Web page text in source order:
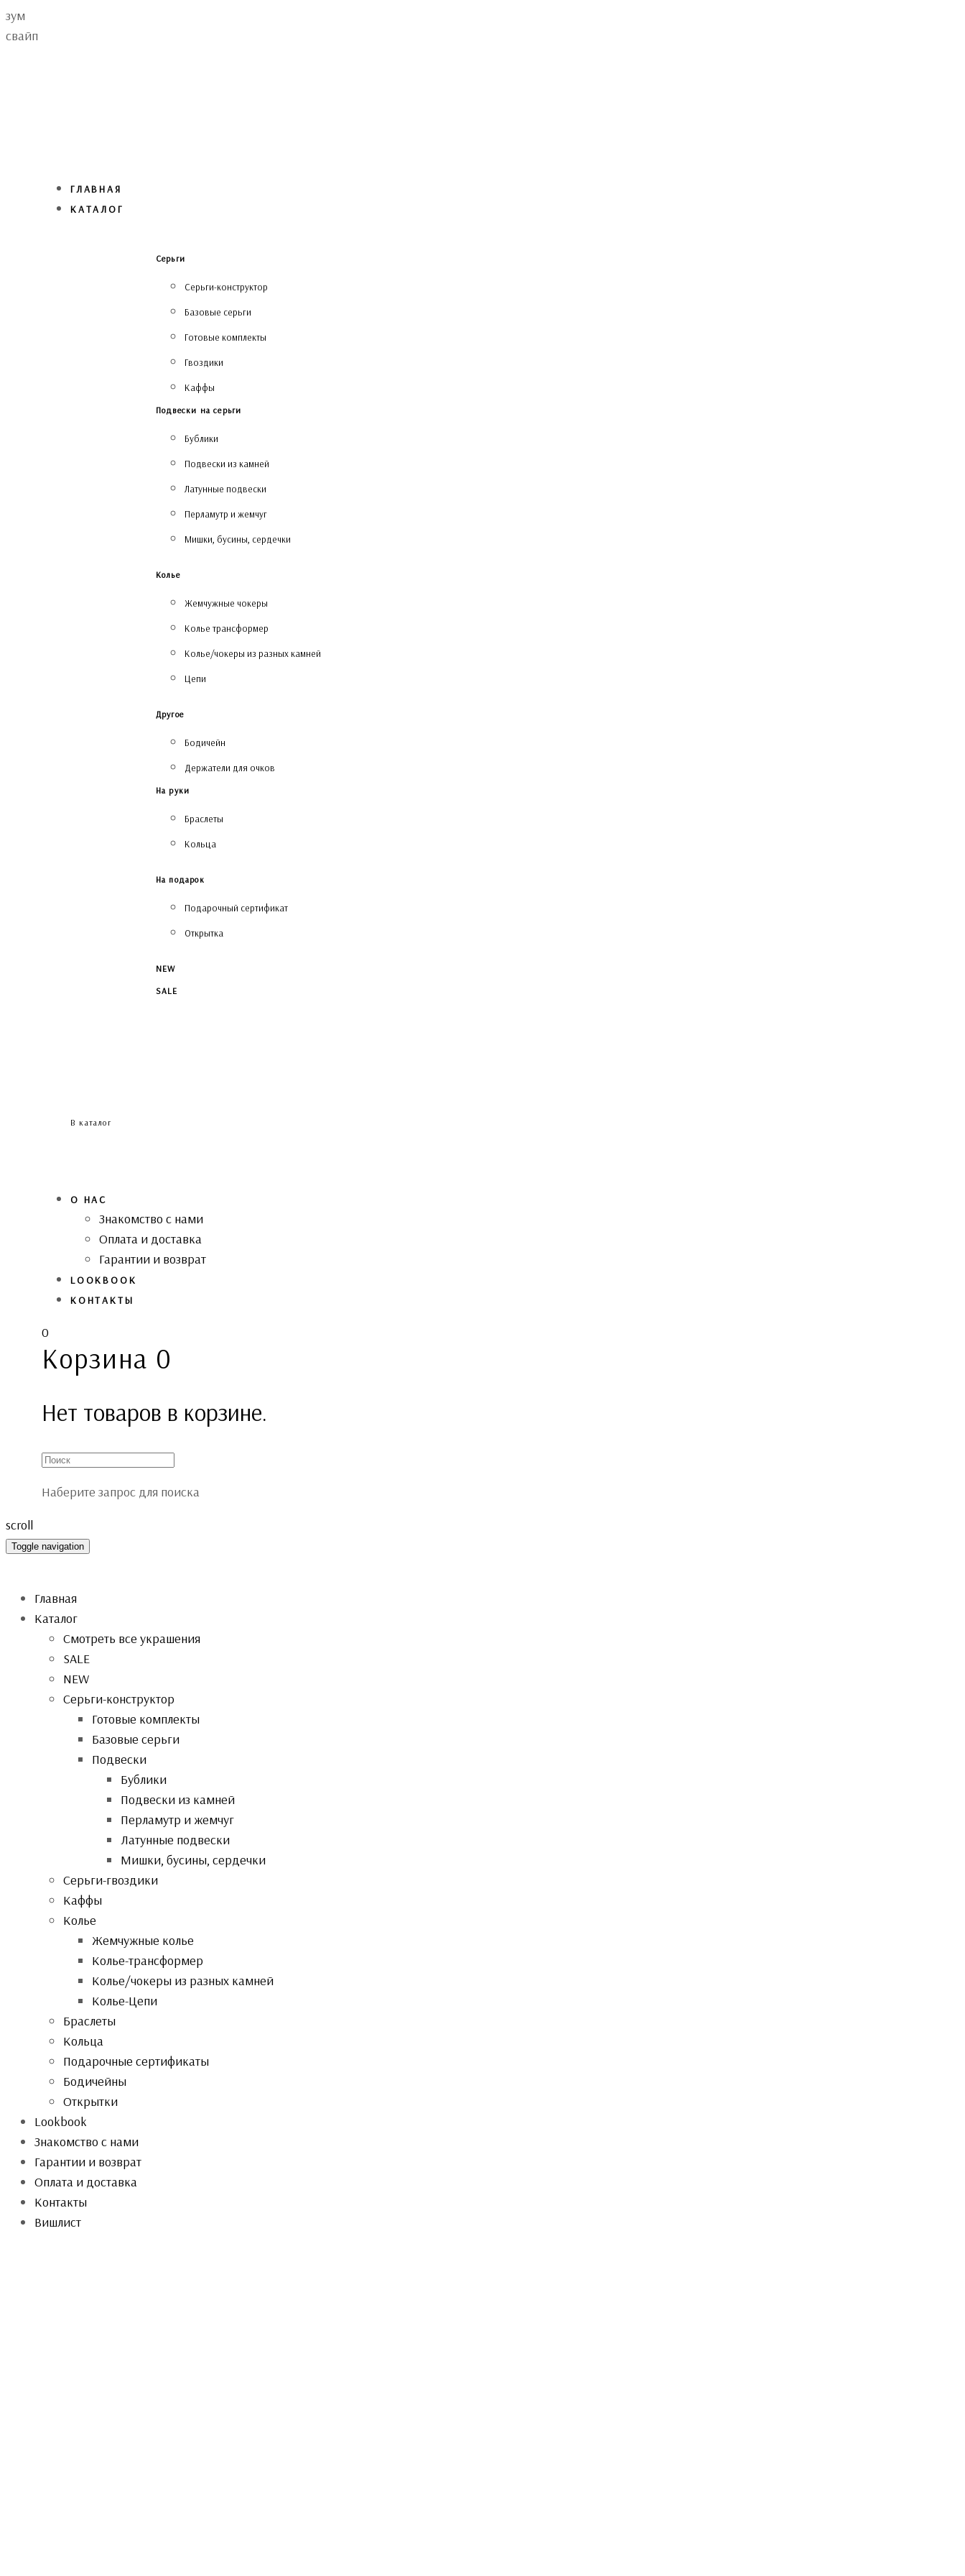
Skip
links
Skip
to
зум
свайп
ГЛАВНАЯ
КАТАЛОГ
Серьги
Серьги-конструктор
Базовые серьги
Готовые комплекты
Гвоздики
Каффы
Подвески на серьги
Бублики
Подвески из камней
Латунные подвески
Перламутр и жемчуг
Мишки, бусины, сердечки
Колье
Жемчужные чокеры
Колье трансформер
Колье/чокеры из разных камней
Цепи
Другое
Бодичейн
Держатели для очков
На руки
Браслеты
Кольца
На подарок
Подарочный сертификат
Открытка
NEW
SALE
В каталог
О НАС
Знакомство с нами
Оплата и доставка
Гарантии и возврат
LOOKBOOK
КОНТАКТЫ
0
Корзина 0
Нет товаров в корзине.
Наберите запрос для поиска
scroll
Toggle navigation
Главная
Каталог
Смотреть все украшения
SALE
NEW
Серьги-конструктор
Готовые комплекты
Базовые серьги
Подвески
Бублики
Подвески из камней
Перламутр и жемчуг
Латунные подвески
Мишки, бусины, сердечки
Серьги-гвоздики
Каффы
Колье
Жемчужные колье
Колье-трансформер
Колье/чокеры из разных камней
Колье-Цепи
Браслеты
Кольца
Подарочные сертификаты
Бодичейны
Открытки
Lookbook
Знакомство с нами
Гарантии и возврат
Оплата и доставка
Контакты
Вишлист